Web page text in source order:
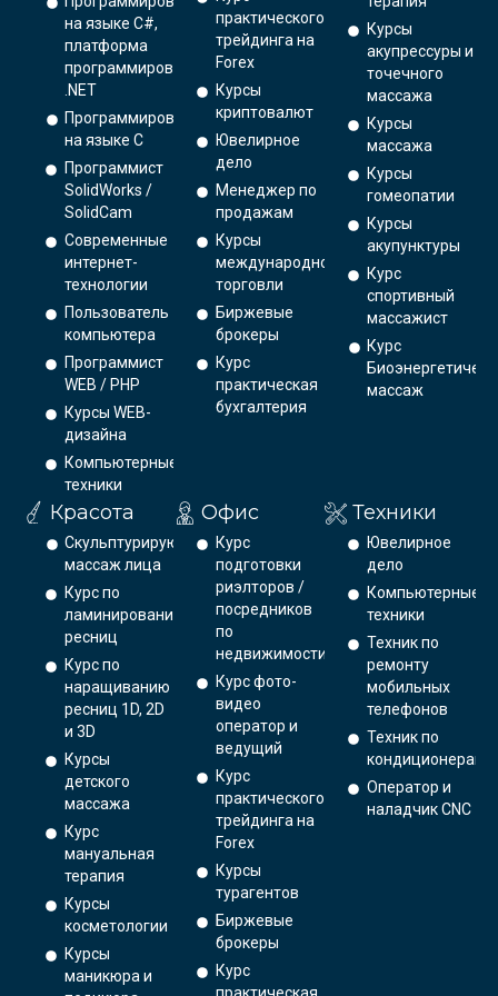
на языке C#,
платформа
программирования
.NET
Программирование
на языке С
Программист
SolidWorks /
SolidCam
Современные
интернет-
технологии
Пользователь
компьютера
Программист
WEB / PHP
Курсы WEB-
дизайна
Компьютерные
техники
практического
трейдинга на
Forex
Курсы
криптовалют
Ювелирное
дело
Менеджер по
продажам
Курсы
международной
торговли
Биржевые
брокеры
Курс
практическая
бухгалтерия
Курсы
акупрессуры и
точечного
массажа
Курсы
массажа
Курсы
гомеопатии
Курсы
акупунктуры
Курс
спортивный
массажист
Курс
массаж
Красота
Скульптурирующий
массаж лица
Курс по
ламинированию
ресниц
Курс по
наращиванию
ресниц 1D, 2D
и 3D
Курсы
детского
массажа
Курс
мануальная
терапия
Курсы
косметологии
Курсы
маникюра и
Офис
Курс
подготовки
риэлторов /
посредников
по
недвижимости
Курс фото-
видео
оператор и
ведущий
Курс
практического
трейдинга на
Forex
Курсы
турагентов
Биржевые
брокеры
Курс
Техники
Ювелирное
дело
Компьютерные
техники
Техник по
ремонту
мобильных
телефонов
Техник по
кондиционерам
Оператор и
наладчик CNC